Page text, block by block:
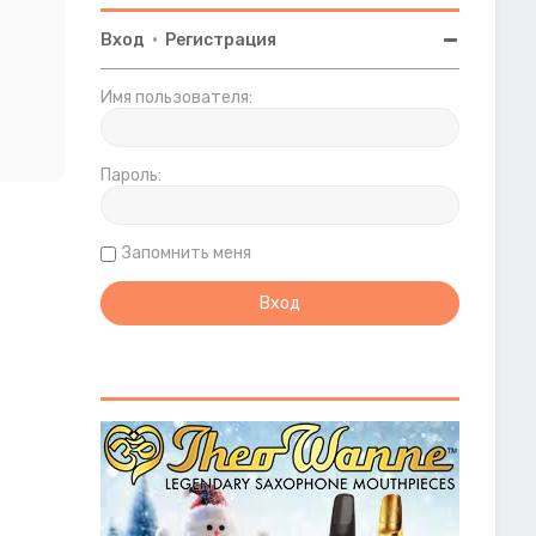
Вход • Регистрация
Имя пользователя:
Пароль:
Запомнить меня